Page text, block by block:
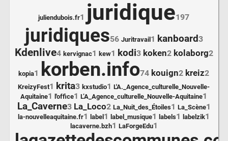
juliendubois.fr1 juridique197
juridiques56 Juritravail1 kanboard3
Kdenlive4 kervignac1 kew1 kodi3 koken2 kolaborg2
kopia1 korben.info74 kouign2 kreiz2
KreizyFest1 krita3 kxstudio1 L'A._Agence_culturelle_Nouvelle-
Aquitaine1 l'office1 L’A_Agence_culturelle_Nouvelle-Aquitaine1
La_Caverne3 La_Loco2 La_Nuit_des_Étoiles1 La_Scène1
la-nouvelleaquitaine.fr1 label 1 label_musique1 labels1 labelzik1
lacaverne.bzh1 LaForgeEdu1